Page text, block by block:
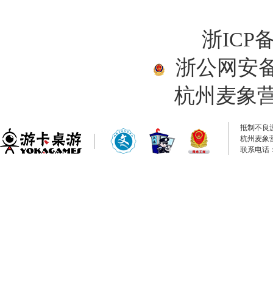
浙ICP
浙公网安
杭州麦象
抵制不良
杭州麦象
联系电话